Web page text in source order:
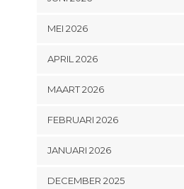
MEI 2026
APRIL 2026
MAART 2026
FEBRUARI 2026
JANUARI 2026
DECEMBER 2025